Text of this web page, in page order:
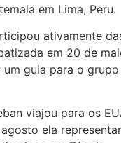
em Lima, Peru.
ativamente
em 20 de
guia para o grupo
viajou para os
ela